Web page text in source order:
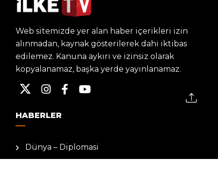
Web sitemizde yer alan haber içerikleri izin
alınmadan, kaynak gösterilerek dahi iktibas
edilemez. Kanuna aykırı ve izinsiz olarak
kopyalanamaz, başka yerde yayınlanamaz.
HABERLER
Dünya – Diplomasi